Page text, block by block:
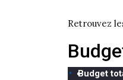
Retrouvez
Budget